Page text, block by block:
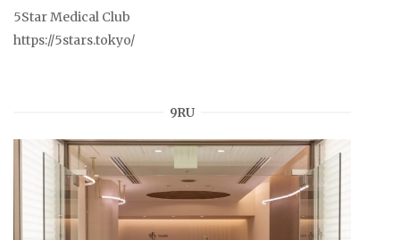
5Star Medical Club
https://5stars.tokyo/
9RU